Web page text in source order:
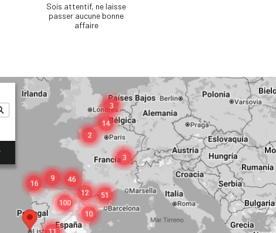
Sois attentif, ne laisse
passer aucune bonne
affaire